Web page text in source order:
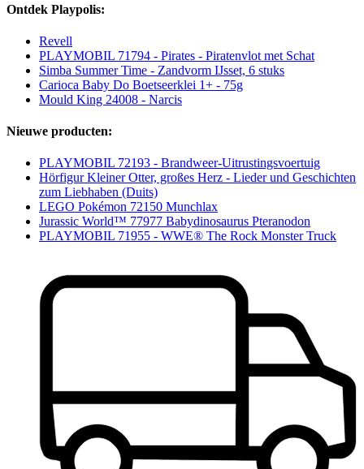
Ontdek Playpolis:
Revell
PLAYMOBIL 71794 - Pirates - Piratenvlot met Schat
Simba Summer Time - Zandvorm IJsset, 6 stuks
Carioca Baby Do Boetseerklei 1+ - 75g
Mould King 24008 - Narcis
Nieuwe producten:
PLAYMOBIL 72193 - Brandweer-Uitrustingsvoertuig
Hörfigur Kleiner Otter, großes Herz - Lieder und Geschichten
zum Liebhaben (Duits)
LEGO Pokémon 72150 Munchlax
Jurassic World™ 77977 Babydinosaurus Pteranodon
PLAYMOBIL 71955 - WWE® The Rock Monster Truck